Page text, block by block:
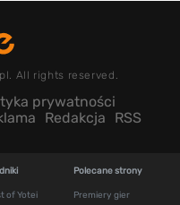
All rights reserved.
prywatności
Redakcja RSS
of Yotei
Polecane strony
Premiery gier